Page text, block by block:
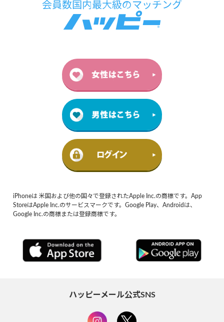
iPhoneは 米国および他の国々で登録されたApple Inc.の商標です。App
StoreはApple Inc.のサービスマークです。Google Play、Androidは、
Google Inc.の商標または登録商標です。
ハッピーメール公式SNS